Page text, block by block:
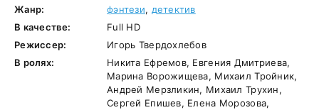
Жанр:
фэнтези, детектив
В качестве:
Full HD
Режиссер:
Игорь Твердохлебов
В ролях:
Никита Ефремов, Евгения Дмитриева,
Марина Ворожищева, Михаил Тройник,
Андрей Мерзликин, Михаил Трухин,
Сергей Епишев, Елена Морозова,